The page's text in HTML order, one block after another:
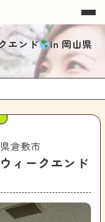
エンド
in 岡山県
倉敷市
ィークエンド